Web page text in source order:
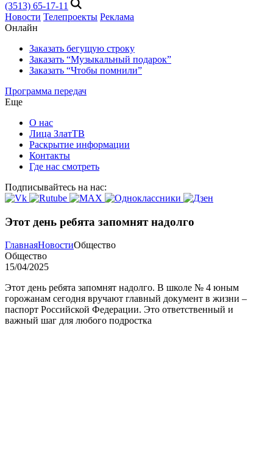
(3513) 65-17-11
Новости Телепроекты Реклама
Онлайн
Заказать бегущую строку
Заказать “Музыкальный подарок”
Заказать “Чтобы помнили”
Программа передач
Еще
О нас
Лица ЗлатТВ
Раскрытие информации
Контакты
Где нас смотреть
Подписывайтесь на нас:
Этот день ребята запомнят надолго
ГлавнаяНовостиОбщество
Общество
15/04/2025
Этот день ребята запомнят надолго. В школе № 4 юным
горожанам сегодня вручают главный документ в жизни –
паспорт Российской Федерации. Это ответственный и
важный шаг для любого подростка